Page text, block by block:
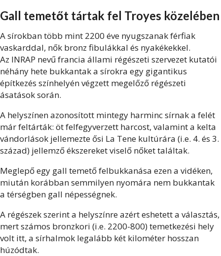
Gall temetőt tártak fel Troyes közelében
A sírokban több mint 2200 éve nyugszanak férfiak
vaskarddal, nők bronz fibulákkal és nyakékekkel.
Az INRAP nevű francia állami régészeti szervezet kutatói
néhány hete bukkantak a sírokra egy gigantikus
építkezés színhelyén végzett megelőző régészeti
ásatások során.
A helyszínen azonosított mintegy harminc sírnak a felét
már feltárták: öt felfegyverzett harcost, valamint a kelta
vándorlások jellemezte ősi La Tene kultúrára (i.e. 4. és 3.
század) jellemző ékszereket viselő nőket találtak.
Meglepő egy gall temető felbukkanása ezen a vidéken,
miután korábban semmilyen nyomára nem bukkantak
a térségben gall népességnek.
A régészek szerint a helyszínre azért eshetett a választás,
mert számos bronzkori (i.e. 2200-800) temetkezési hely
volt itt, a sírhalmok legalább két kilométer hosszan
húzódtak.